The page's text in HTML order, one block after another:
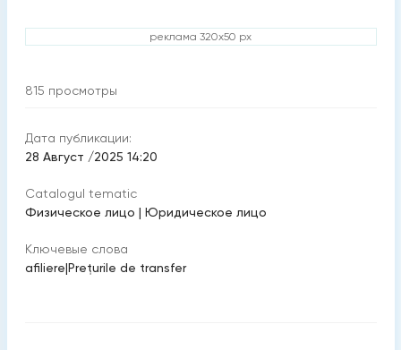
реклама 320x50 px
815 просмотры
Дата публикации:
28 Август /2025 14:20
Catalogul tematic
Физическое лицо | Юридическое лицо
Ключевые слова
afiliere|Prețurile de transfer